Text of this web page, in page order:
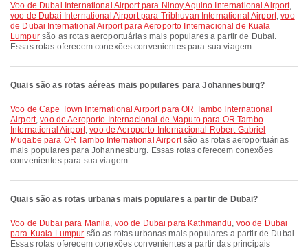
voo de Dubai International Airport para Ninoy Aquino International Airport,
voo de Dubai International Airport para Tribhuvan International Airport,voo
de Dubai International Airport para Aeroporto Internacional de Kuala
Lumpursão as rotas aeroportuárias mais populares a partir de Dubai.
Essas rotas oferecem conexões convenientes para sua viagem.
Quais são as rotas aéreas mais populares para Johannesburg?
voo de Cape Town International Airport para OR Tambo International
Airport,voo de Aeroporto Internacional de Maputo para OR Tambo
International Airport,voo de Aeroporto Internacional Robert Gabriel
Mugabe para OR Tambo International Airportsão as rotas aeroportuárias
mais populares para Johannesburg. Essas rotas oferecem conexões
convenientes para sua viagem.
Quais são as rotas urbanas mais populares a partir de Dubai?
voo de Dubai para Manila, voo de Dubai para Kathmandu, voo de Dubai
para Kuala Lumpur são as rotas urbanas mais populares a partir de Dubai.
Essas rotas oferecem conexões convenientes a partir das principais